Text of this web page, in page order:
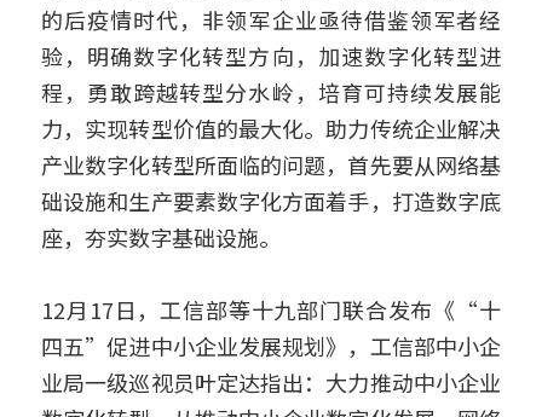
的后疫情时代，非领军企业亟待借鉴领军者经
验，明确数字化转型方向，加速数字化转型进
程，勇敢跨越转型分水岭，培育可持续发展能
力，实现转型价值的最大化。助力传统企业解决
产业数字化转型所面临的问题，首先要从网络基
础设施和生产要素数字化方面着手，打造数字底
座，夯实数字基础设施。
12月17日，工信部等十九部门联合发布《“十
四五”促进中小企业发展规划》，工信部中小企
业局一级巡视员叶定达指出：大力推动中小企业